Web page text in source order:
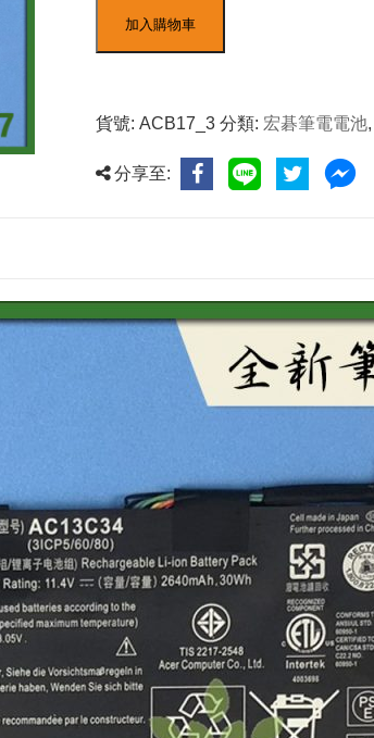
加入購物車
貨號:ACB17_3 分類: 宏碁筆電電池
分享至: